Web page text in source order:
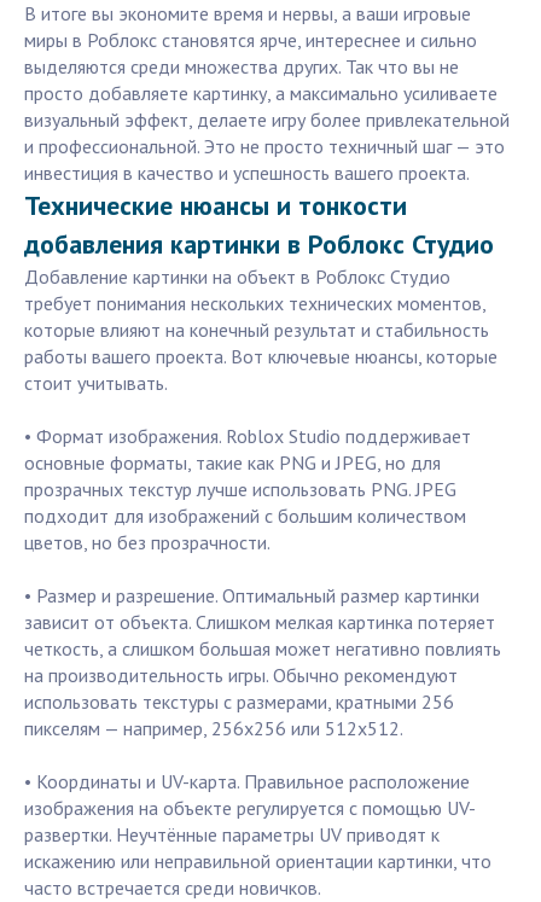
В итоге вы экономите время и нервы, а ваши игровые
миры в Роблокс становятся ярче, интереснее и сильно
выделяются среди множества других. Так что вы не
просто добавляете картинку, а максимально усиливаете
визуальный эффект, делаете игру более привлекательной
и профессиональной. Это не просто техничный шаг — это
инвестиция в качество и успешность вашего проекта.
Технические нюансы и тонкости
добавления картинки в Роблокс Студио
Добавление картинки на объект в Роблокс Студио
требует понимания нескольких технических моментов,
которые влияют на конечный результат и стабильность
работы вашего проекта. Вот ключевые нюансы, которые
стоит учитывать.
• Формат изображения. Roblox Studio поддерживает
основные форматы, такие как PNG и JPEG, но для
прозрачных текстур лучше использовать PNG. JPEG
подходит для изображений с большим количеством
цветов, но без прозрачности.
• Размер и разрешение. Оптимальный размер картинки
зависит от объекта. Слишком мелкая картинка потеряет
четкость, а слишком большая может негативно повлиять
на производительность игры. Обычно рекомендуют
использовать текстуры с размерами, кратными 256
пикселям — например, 256х256 или 512х512.
• Координаты и UV-карта. Правильное расположение
изображения на объекте регулируется с помощью UV-
развертки. Неучтённые параметры UV приводят к
искажению или неправильной ориентации картинки, что
часто встречается среди новичков.